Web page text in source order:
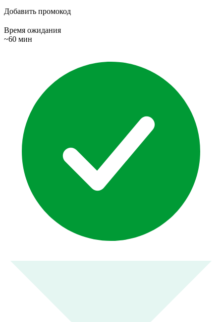
Добавить промокод
Время ожидания
~60 мин